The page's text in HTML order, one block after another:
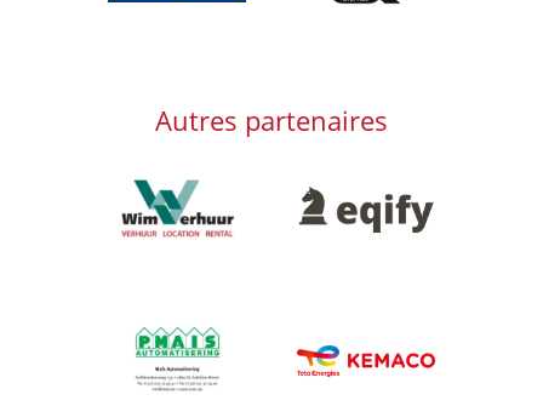
Autres partenaires
Afbeelding Afbeelding
Afbeelding
Afbeelding